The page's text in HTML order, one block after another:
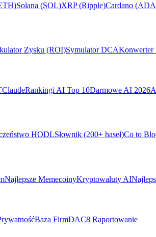
Solana (SOL)XRP (Ripple)Cardano
Zysku (ROI)Symulator DCAKonwerter
ClaudeRankingi AI Top 10Darmowe AI 2026
HODLSłownik (200+ haseł)Co to
Najlepsze MemecoinyKryptowaluty AI
Baza FirmDAC8 Raportowanie